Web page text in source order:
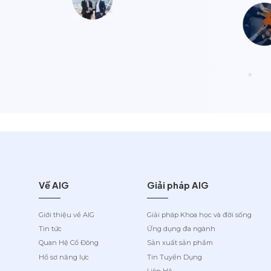
Về AIG
Giới thiệu về AIG
Tin tức
Quan Hệ Cổ Đông
Hồ sơ năng lực
Giải pháp AIG
Giải pháp Khoa học và đời sống
Ứng dụng đa ngành
Sản xuất sản phẩm
Tin Tuyển Dụng